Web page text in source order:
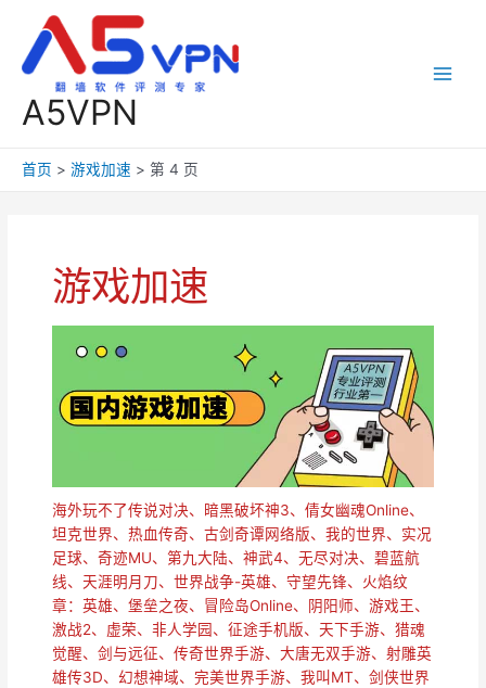
A5VPN
首页 游戏加速 第 4 页
游戏加速
海外玩不了传说对决、暗黑破坏神3、倩女幽魂Online、
坦克世界、热血传奇、古剑奇谭网络版、我的世界、实况
足球、奇迹MU、第九大陆、神武4、无尽对决、碧蓝航
线、天涯明月刀、世界战争-英雄、守望先锋、火焰纹
章：英雄、堡垒之夜、冒险岛Online、阴阳师、游戏王、
激战2、虚荣、非人学园、征途手机版、天下手游、猎魂
觉醒、剑与远征、传奇世界手游、大唐无双手游、射雕英
雄传3D、幻想神域、完美世界手游、我叫MT、剑侠世界